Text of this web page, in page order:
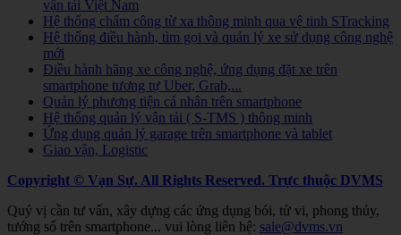
vận tải Việt Nam
Hệ thống chấm công từ xa thông minh qua vệ tinh STracking
Hệ thống điều hành, tìm gọi và quản lý xe sử dụng công nghệ
mới
Điều hành hãng xe công nghệ, ứng dụng đặt xe trên
smartphone tương tự Uber, Grab,...
Quản lý phương tiện cá nhân trên smartphone
Hệ thống quản lý vận tải ( S-TMS ) thông minh
Ứng dụng quản lý garage trên smartphone và tablet
Giao vận, Logistic
Copyright © Vạn Sự. All Rights Reserved. Trực thuộc DVMS
Quý vị cần tư vấn, xây dựng các ứng dụng bói, tử vi, phong thủy,
tướng số trên smartphone... vui lòng liên hệ: sale@dvms.vn